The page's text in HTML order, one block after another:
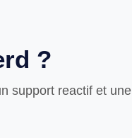
?
support reactif et une